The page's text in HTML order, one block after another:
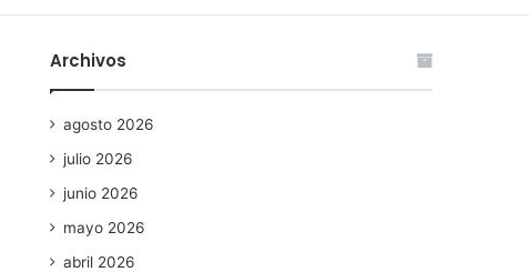
Archivos
agosto 2026
julio 2026
junio 2026
mayo 2026
abril 2026